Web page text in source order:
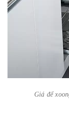
Giá để